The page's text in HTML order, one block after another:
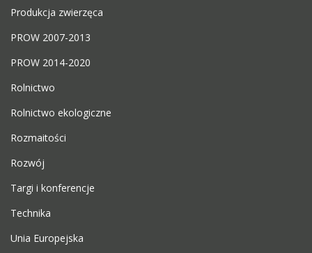
Produkcja zwierzęca
PROW 2007-2013
PROW 2014-2020
Rolnictwo
Rolnictwo ekologiczne
Rozmaitości
Rozwój
Targi i konferencje
Technika
Unia Europejska